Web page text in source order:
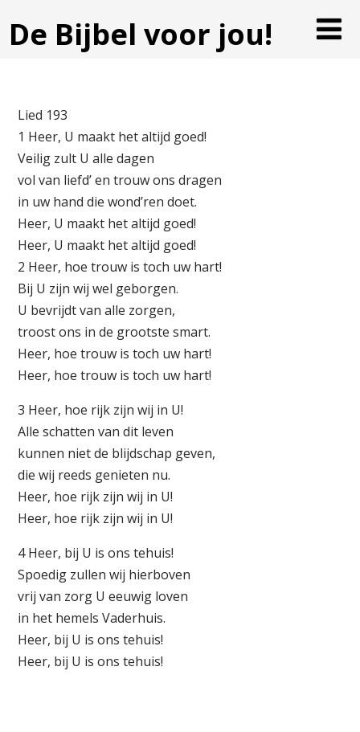
De Bijbel voor jou!
Lied 193
1 Heer, U maakt het altijd goed!
Veilig zult U alle dagen
vol van liefd’ en trouw ons dragen
in uw hand die wond’ren doet.
Heer, U maakt het altijd goed!
Heer, U maakt het altijd goed!
2 Heer, hoe trouw is toch uw hart!
Bij U zijn wij wel geborgen.
U bevrijdt van alle zorgen,
troost ons in de grootste smart.
Heer, hoe trouw is toch uw hart!
Heer, hoe trouw is toch uw hart!
3 Heer, hoe rijk zijn wij in U!
Alle schatten van dit leven
kunnen niet de blijdschap geven,
die wij reeds genieten nu.
Heer, hoe rijk zijn wij in U!
Heer, hoe rijk zijn wij in U!
4 Heer, bij U is ons tehuis!
Spoedig zullen wij hierboven
vrij van zorg U eeuwig loven
in het hemels Vaderhuis.
Heer, bij U is ons tehuis!
Heer, bij U is ons tehuis!